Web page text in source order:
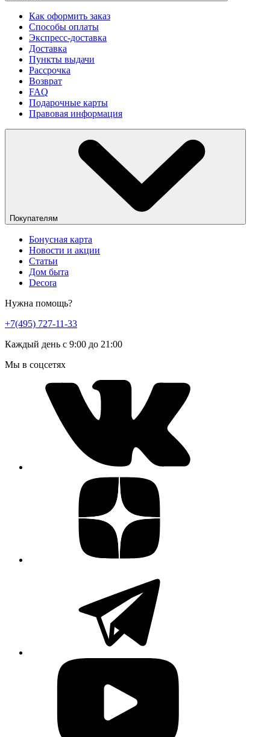
Как оформить заказ
Способы оплаты
Экспресс-доставка
Доставка
Пункты выдачи
Рассрочка
Возврат
FAQ
Подарочные карты
Правовая информация
Покупателям
Бонусная карта
Новости и акции
Статьи
Дом быта
Decora
Нужна помощь?
+7(495) 727-11-33
Каждый день с 9:00 до 21:00
Мы в соцсетях